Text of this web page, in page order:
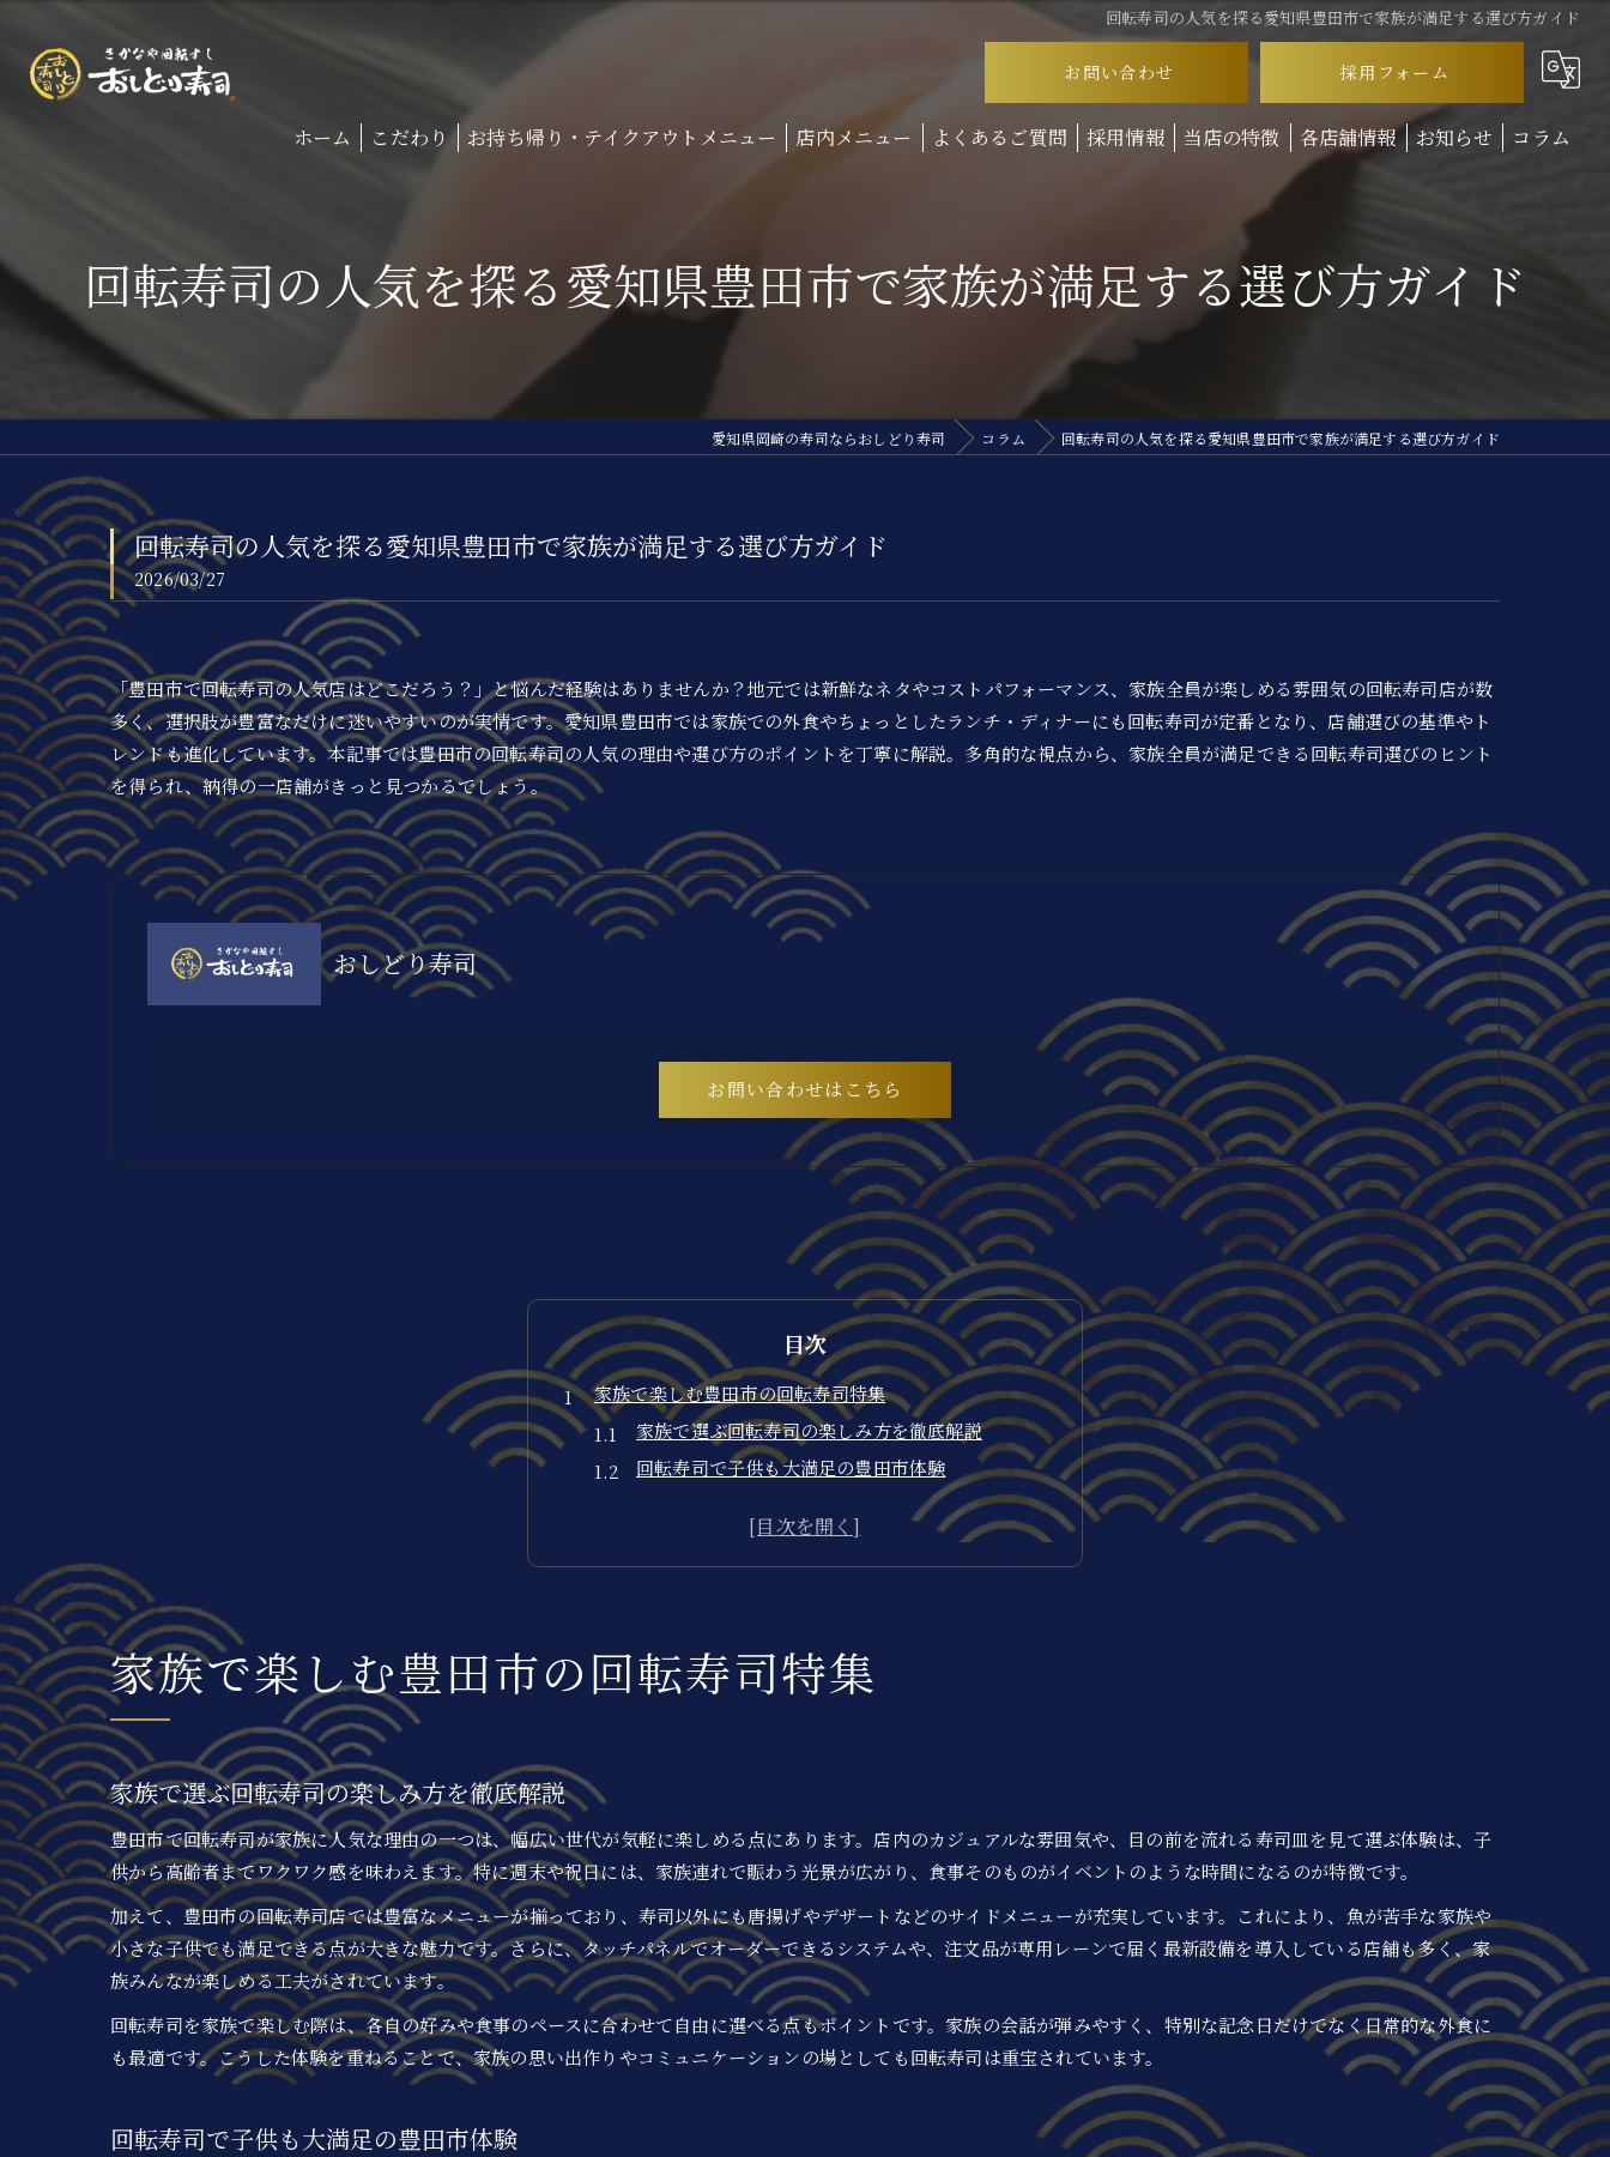
回転寿司の人気を探る愛知県豊田市で家族が満足する選び方ガイド
お問い合わせ 採用フォーム
ホーム こだわり お持ち帰り・テイクアウトメニュー 店内メニュー よくあるご質問 採用情報 当店の特徴
ランチ
ディナー
回転寿司
各店舗情報 お知らせ コラム
回転寿司の人気を探る愛知県豊田市で家族が満足する選び方ガイド
愛知県岡崎の寿司ならおしどり寿司 コラム 回転寿司の人気を探る愛知県豊田市で家族が満足する選び方ガイド
回転寿司の人気を探る愛知県豊田市で家族が満足する選び方ガイド
2026/03/27
「豊田市で回転寿司の人気店はどこだろう？」と悩んだ経験はありませんか？地元では新鮮なネタやコストパフォーマンス、家族全員が楽しめる雰囲気の回転寿司店が数
多く、選択肢が豊富なだけに迷いやすいのが実情です。愛知県豊田市では家族での外食やちょっとしたランチ・ディナーにも回転寿司が定番となり、店舗選びの基準やト
レンドも進化しています。本記事では豊田市の回転寿司の人気の理由や選び方のポイントを丁寧に解説。多角的な視点から、家族全員が満足できる回転寿司選びのヒント
を得られ、納得の一店舗がきっと見つかるでしょう。
おしどり寿司
お問い合わせはこちら
目次
家族で楽しむ豊田市の回転寿司特集
家族で選ぶ回転寿司の楽しみ方を徹底解説
回転寿司で子供も大満足の豊田市体験
豊田市で家族に人気の回転寿司事情とは
家族向け回転寿司の選択基準を紹介
回転寿司を豊田市で楽しむコツとポイント
豊田市で人気回転寿司を選ぶ最新トレンド
豊田市回転寿司ランキングの選び方
回転寿司ランキングの活用法と選び方
豊田市で注目の回転寿司ランキング事情
家族で選ぶ回転寿司ランキングのポイント
豊田市おすすめ回転寿司の評価基準解説
回転寿司ランキングで失敗しない秘訣
新鮮ネタが魅力の豊田市回転寿司事情
家族で楽しむ豊田市の回転寿司特集
家族で選ぶ回転寿司の楽しみ方を徹底解説
豊田市で回転寿司が家族に人気な理由の一つは、幅広い世代が気軽に楽しめる点にあります。店内のカジュアルな雰囲気や、目の前を流れる寿司皿を見て選ぶ体験は、子
供から高齢者までワクワク感を味わえます。特に週末や祝日には、家族連れで賑わう光景が広がり、食事そのものがイベントのような時間になるのが特徴です。
加えて、豊田市の回転寿司店では豊富なメニューが揃っており、寿司以外にも唐揚げやデザートなどのサイドメニューが充実しています。これにより、魚が苦手な家族や
小さな子供でも満足できる点が大きな魅力です。さらに、タッチパネルでオーダーできるシステムや、注文品が専用レーンで届く最新設備を導入している店舗も多く、家
族みんなが楽しめる工夫がされています。
回転寿司を家族で楽しむ際は、各自の好みや食事のペースに合わせて自由に選べる点もポイントです。家族の会話が弾みやすく、特別な記念日だけでなく日常的な外食に
も最適です。こうした体験を重ねることで、家族の思い出作りやコミュニケーションの場としても回転寿司は重宝されています。
回転寿司で子供も大満足の豊田市体験